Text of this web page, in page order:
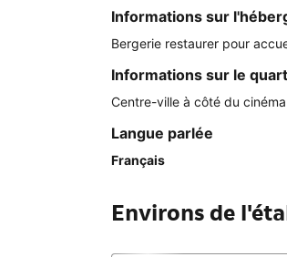
Informations sur
Bergerie restaurer pour
Informations sur le
Centre-ville à côté du cinéma
Langue parlée
Français
Environs de